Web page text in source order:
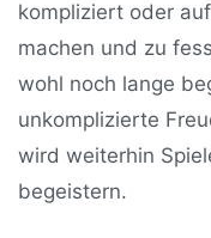
kompliziert oder
machen und zu
wohl noch lange
unkomplizierte
wird weiterhin
begeistern.